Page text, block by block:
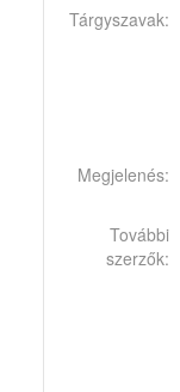
Tárgyszavak:
Megjelenés:
További
szerzők: